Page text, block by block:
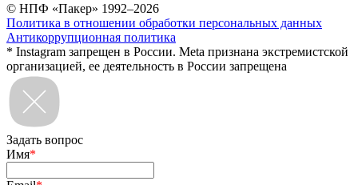
© НПФ «Пакер» 1992–2026
Политика в отношении обработки персональных данных
Антикоррупционная политика
* Instagram запрещен в России. Meta признана экстремистской
организацией, ее деятельность в России запрещена
Задать вопрос
Имя*